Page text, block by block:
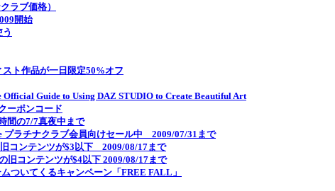
ラブ価格）
開始
ト作品が一日限定50%オフ
Guide to Using DAZ STUDIO to Create Beautiful Art
ーポンコード
間の7/7真夜中まで
プラチナクラブ会員向けセール中 2009/07/31まで
コンテンツが$3以下 2009/08/17まで
旧コンテンツが$4以下 2009/08/17まで
ついてくるキャンペーン「FREE FALL」